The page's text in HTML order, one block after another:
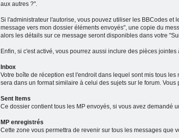
aux autres ?".
Si l'administrateur l'autorise, vous pouvez utiliser les BBCodes et
message vers mon dossier éléments envoyés", une copie du
alors les détails sur ce message seront disponibles dans votre
Enfin, si c'est activé, vous pourrez aussi inclure des pièces
Inbox
Votre boîte de réception est l'endroit dans lequel sont mis tous
sera dans un format similaire à celui des sujets sur le forum.
Sent Items
Ce dossier contient tous les MP envoyés, si vous avez demandé
MP enregistrés
Cette zone vous permettra de revenir sur tous les messages que